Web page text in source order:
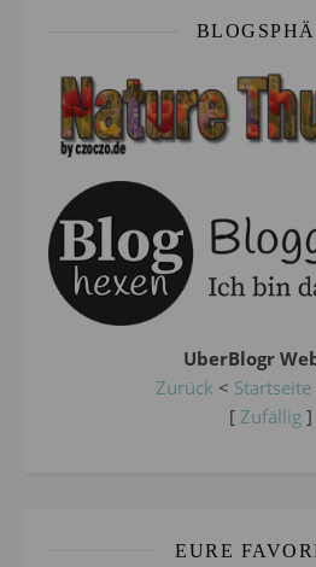
UberBlogr
Zurück < Startseite
[ Zufällig]
EURE